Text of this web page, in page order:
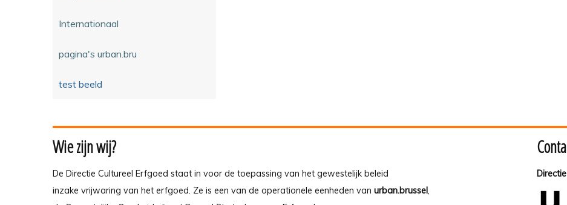
Internationaal
pagina's urban.bru
test beeld
Wie zijn wij?
De Directie Cultureel Erfgoed staat in voor de toepassing van het gewestelijk beleid
inzake vrijwaring van het erfgoed. Ze is een van de operationele eenheden van urban.brussel,